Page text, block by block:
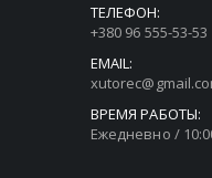
ТЕЛЕФОН:
+380 96 555-53-53
EMAIL:
ВРЕМЯ РАБОТЫ:
Ежедневно /